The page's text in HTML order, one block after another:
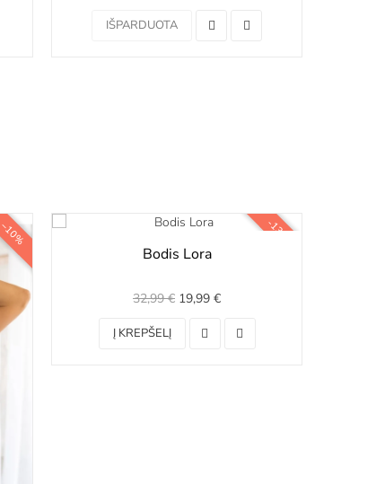
IŠPARDUOTA
-13,00 €
Bodis Lora
32,99 € 19,99 €
Į KREPŠELĮ